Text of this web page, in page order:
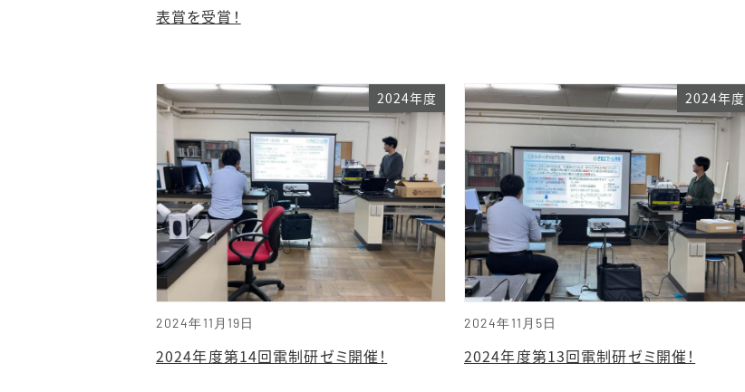
表賞を受賞！
2024年11月19日
2024年度
2024年度第14回電制研ゼミ開催！
2024年11月5日
2024年度
2024年度第13回電制研ゼミ開催！